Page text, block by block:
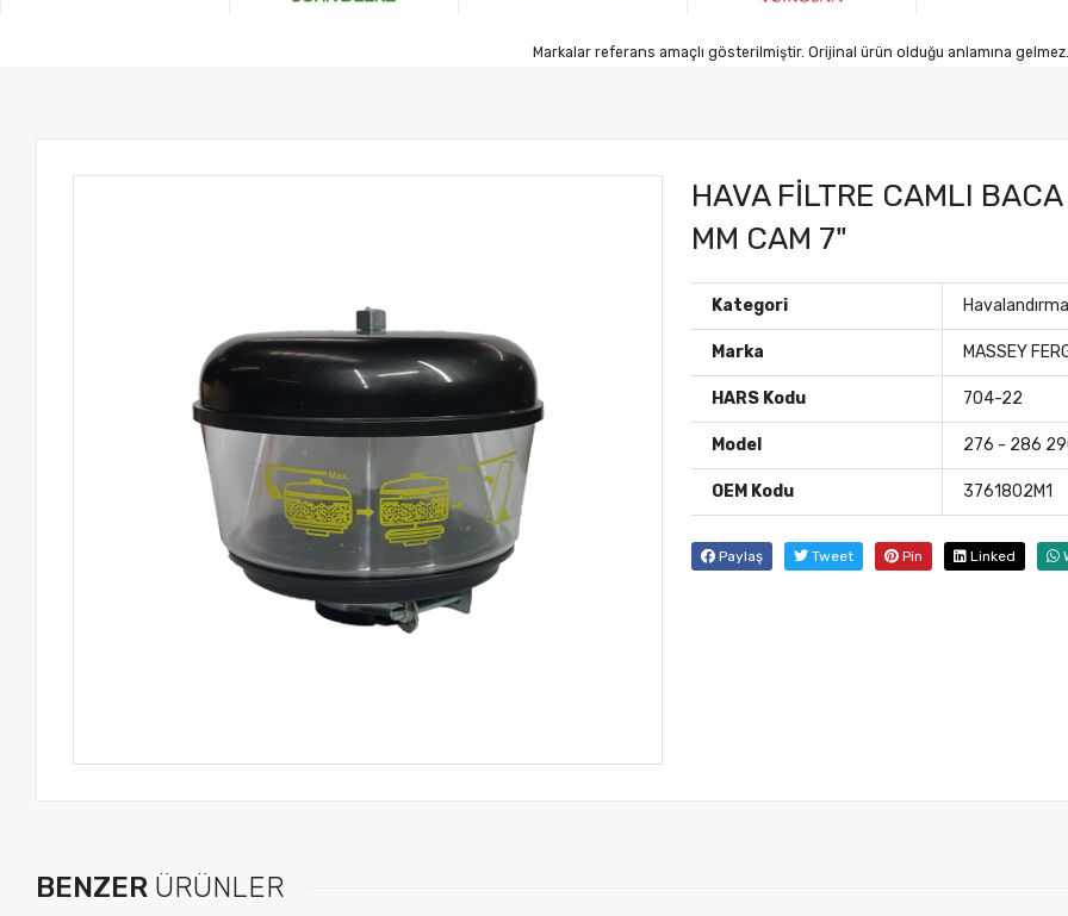
Markalar referans amaçlı gösterilmiştir. Orijinal ürün olduğu anlamına gelmez.
HAVA FİLTRE CAMLI
MM CAM 7"
Kategori Havalandırma
Marka MASSEY
HARS Kodu 704-22
Model 276 - 286
OEM Kodu 3761802M1
Paylaş Tweet Pin Linked
BENZER ÜRÜNLER